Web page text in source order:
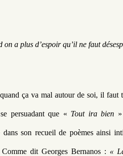
on a plus d’espoir qu’il ne faut
ça va mal autour de soi, il faut
persuadant que « Tout ira bien
dans son recueil de poèmes ainsi
dit Georges Bernanos : «